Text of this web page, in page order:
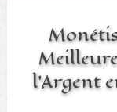
l’Argent